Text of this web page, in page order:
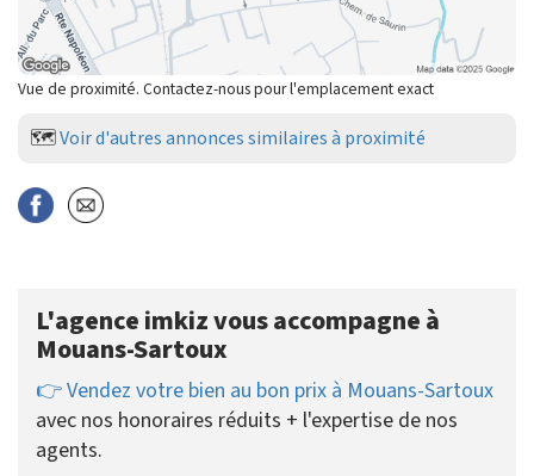
Vue de proximité. Contactez-nous pour l'emplacement exact
🗺️Voir d'autres annonces similaires à proximité
L'agence imkiz vous accompagne à
Mouans-Sartoux
👉 Vendez votre bien au bon prix à Mouans-Sartoux
avec nos honoraires réduits + l'expertise de nos
agents.